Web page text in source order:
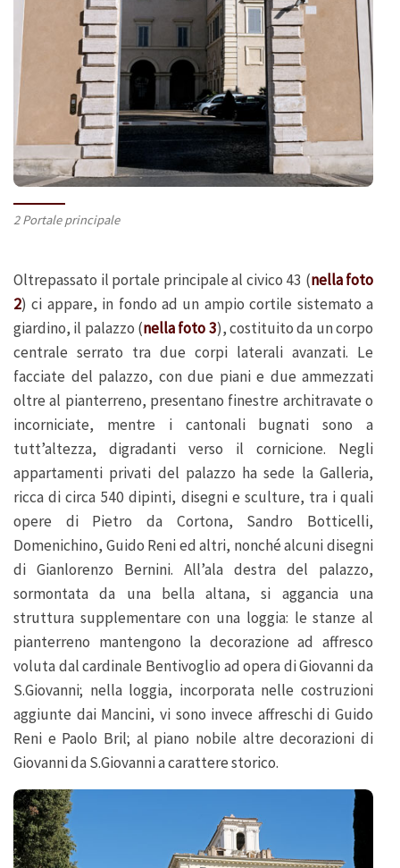
2 Portale principale
Oltrepassato il portale principale al civico 43 (nella foto
2) ci appare, in fondo ad un ampio cortile sistemato a
giardino, il palazzo (nella foto 3), costituito da un corpo
centrale serrato tra due corpi laterali avanzati. Le
facciate del palazzo, con due piani e due ammezzati
oltre al pianterreno, presentano finestre architravate o
incorniciate, mentre i cantonali bugnati sono a
tutt’altezza, digradanti verso il cornicione. Negli
appartamenti privati del palazzo ha sede la Galleria,
ricca di circa 540 dipinti, disegni e sculture, tra i quali
opere di Pietro da Cortona, Sandro Botticelli,
Domenichino, Guido Reni ed altri, nonché alcuni disegni
di Gianlorenzo Bernini. All’ala destra del palazzo,
sormontata da una bella altana, si aggancia una
struttura supplementare con una loggia: le stanze al
pianterreno mantengono la decorazione ad affresco
voluta dal cardinale Bentivoglio ad opera di Giovanni da
S.Giovanni; nella loggia, incorporata nelle costruzioni
aggiunte dai Mancini, vi sono invece affreschi di Guido
Reni e Paolo Bril; al piano nobile altre decorazioni di
Giovanni da S.Giovanni a carattere storico.